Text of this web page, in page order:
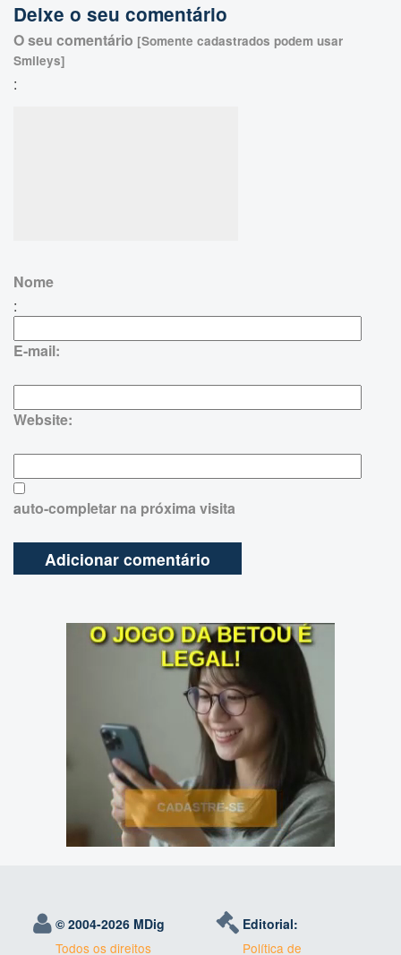
Deixe o seu comentário
O seu comentário [Somente cadastrados podem usar
Smileys]
:
Nome
:
E-mail:
Website:
auto-completar na próxima visita
© 2004-2026 MDig
Todos os direitos
Editorial:
Política de